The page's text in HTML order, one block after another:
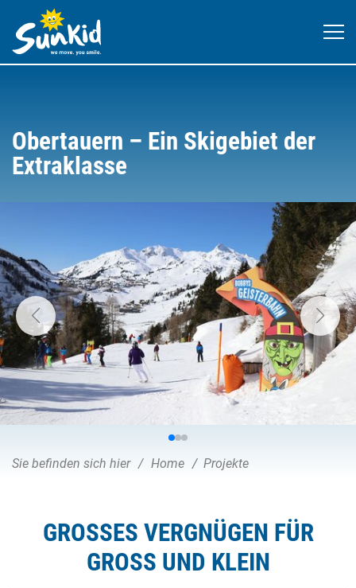
Obertauern – Ein Skigebiet der
Extraklasse
Sie befinden sich hier Home Projekte
GROSSES VERGNÜGEN FÜR G
ROSS UND KLEIN